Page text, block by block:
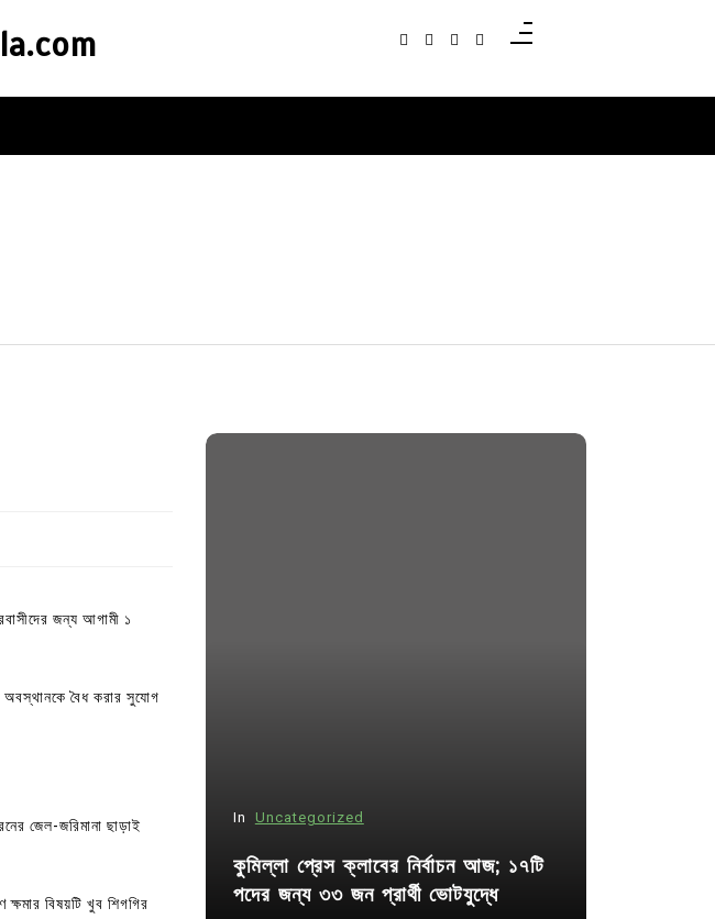
জন্য আগামী ১
অবস্থানকে বৈধ করার সুযোগ
জেল-জরিমানা ছাড়াই
বিষয়টি খুব শিগগির
সভাপতি
In Uncategorized
কুমিল্লা প্রেস ক্লাবের নির্বাচন আজ; ১৭টি
পদের জন্য ৩৩ জন প্রার্থী ভোটযুদ্ধে